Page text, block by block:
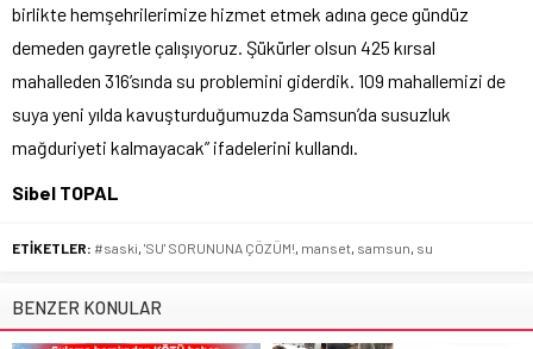
birlikte hemşehrilerimize hizmet etmek adına gece gündüz
demeden gayretle çalışıyoruz. Şükürler olsun 425 kırsal
mahalleden 316’sında su problemini giderdik. 109 mahallemizi de
suya yeni yılda kavuşturduğumuzda Samsun’da susuzluk
mağduriyeti kalmayacak” ifadelerini kullandı.
Sibel TOPAL
ETİKETLER: #saski, 'SU' SORUNUNA ÇÖZÜM!, manset, samsun, su
BENZER KONULAR